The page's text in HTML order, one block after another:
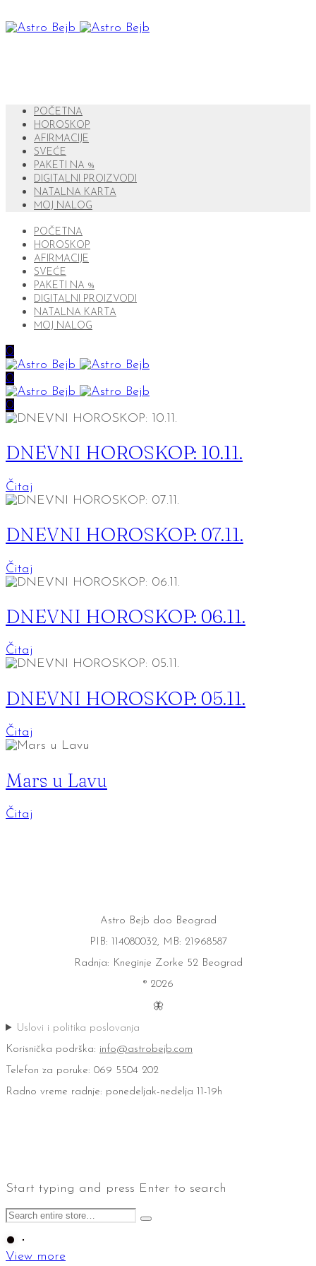
POČETNA
HOROSKOP
AFIRMACIJE
SVEĆE
PAKETI NA %
DIGITALNI PROIZVODI
NATALNA KARTA
MOJ NALOG
POČETNA
HOROSKOP
AFIRMACIJE
SVEĆE
PAKETI NA %
DIGITALNI PROIZVODI
NATALNA KARTA
MOJ NALOG
0
0
0
DNEVNI HOROSKOP: 10.11.
Čitaj
DNEVNI HOROSKOP: 07.11.
Čitaj
DNEVNI HOROSKOP: 06.11.
Čitaj
DNEVNI HOROSKOP: 05.11.
Čitaj
Mars u Lavu
Čitaj
Astro Bejb doo Beograd
PIB: 114080032, MB: 21968587
Radnja: Kneginje Zorke 52 Beograd
® 2026
🦋
Uslovi i politika poslovanja
Korisnička podrška: info@astrobejb.com
Telefon za poruke: 069 5504 202
Radno vreme radnje: ponedeljak-nedelja 11-19h
Start typing and press Enter to search
View more